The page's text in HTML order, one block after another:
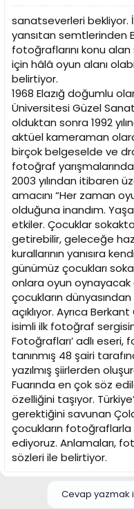
sanatseverleri bekliyor.
yansıtan semtlerinden
fotoğraflarını konu
için hâlâ oyun alanı
belirtiyor.
1968 Elazığ doğumlu
Üniversitesi Güzel
olduktan sonra 1992
aktüel kameraman
birçok belgeselde ve
fotoğraf
2003 yılından itibaren
amacını “Her zaman
olduğuna inandım.
etkiler. Çocuklar
getirebilir, geleceğe
kurallarının yanısıra
günümüz çocukları
onlara oyun oynayacak
çocukların
açıklıyor. Ayrıca
isimli ilk fotoğraf
Fotoğrafları’ adlı eseri,
tanınmış 48 şairi
yazılmış şiirlerden
Fuarında en çok söz
özelliğini taşıyor.
gerektiğini savunan
çocukların
ediyoruz. Anlamaları,
sözleri ile belirtiyor.
Cevap yazmak